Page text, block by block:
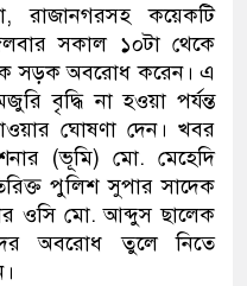
রাজানগরসহ কয়েকটি
সকাল ১০টা থেকে
সড়ক অবরোধ করেন। এ
বৃদ্ধি না হওয়া পর্যন্ত
ঘোষণা দেন। খবর
(ভূমি) মো. মেহেদি
পুলিশ সুপার সাদেক
ওসি মো. আব্দুস ছালেক
অবরোধ তুলে নিতে